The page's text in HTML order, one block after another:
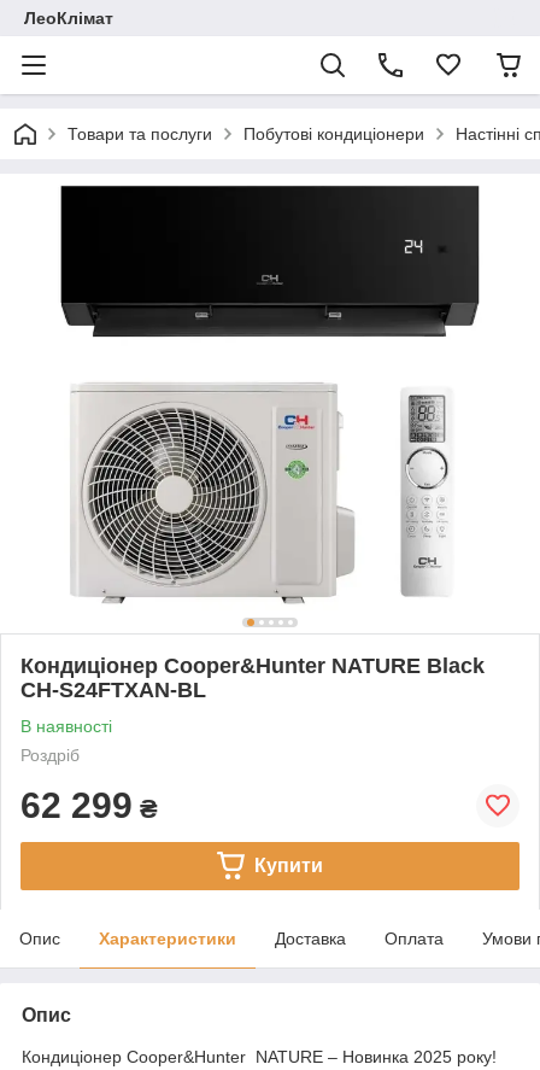
ЛеоКлімат
Товари та послуги Побутові кондиціонери Настінні
Кондиціонер Cooper&Hunter NATURE Black
CH-S24FTXAN-BL
В наявності
Роздріб
62 299 ₴
Купити
Опис Характеристики Доставка Оплата Умови
Опис
Кондиціонер Cooper&Hunter NATURE – Новинка 2025 року!